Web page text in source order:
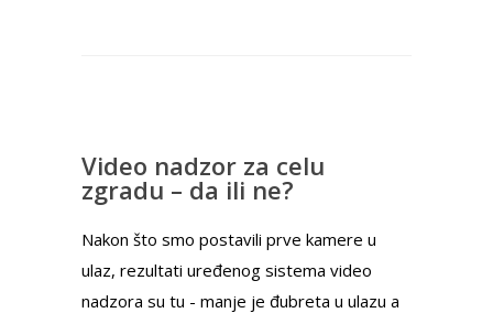
Video nadzor za celu
zgradu – da ili ne?
Nakon što smo postavili prve kamere u
ulaz, rezultati uređenog sistema video
nadzora su tu - manje je đubreta u ulazu a